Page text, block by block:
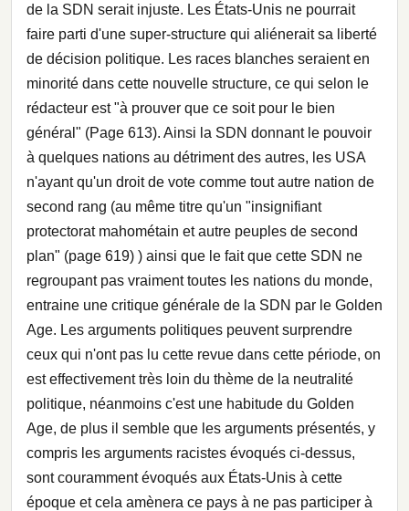
de la SDN serait injuste. Les États-Unis ne pourrait
faire parti d'une super-structure qui aliénerait sa liberté
de décision politique. Les races blanches seraient en
minorité dans cette nouvelle structure, ce qui selon le
rédacteur est "à prouver que ce soit pour le bien
général" (Page 613). Ainsi la SDN donnant le pouvoir
à quelques nations au détriment des autres, les USA
n'ayant qu'un droit de vote comme tout autre nation de
second rang (au même titre qu'un "insignifiant
protectorat mahométain et autre peuples de second
plan" (page 619) ) ainsi que le fait que cette SDN ne
regroupant pas vraiment toutes les nations du monde,
entraine une critique générale de la SDN par le Golden
Age. Les arguments politiques peuvent surprendre
ceux qui n'ont pas lu cette revue dans cette période, on
est effectivement très loin du thème de la neutralité
politique, néanmoins c'est une habitude du Golden
Age, de plus il semble que les arguments présentés, y
compris les arguments racistes évoqués ci-dessus,
sont couramment évoqués aux États-Unis à cette
époque et cela amènera ce pays à ne pas participer à